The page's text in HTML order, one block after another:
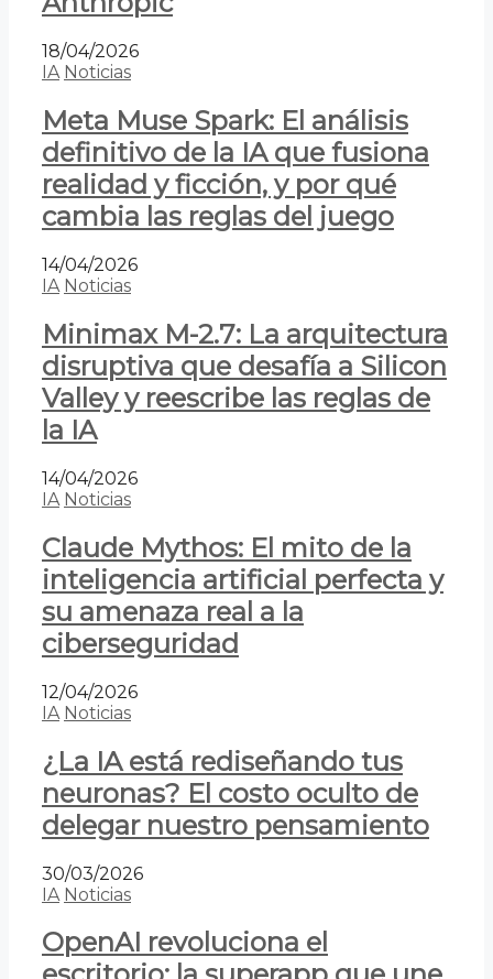
18/04/2026
IA Noticias
Meta Muse Spark: El análisis
definitivo de la IA que fusiona
realidad y ficción, y por qué
cambia las reglas del juego
14/04/2026
IA Noticias
Minimax M-2.7: La arquitectura
disruptiva que desafía a Silicon
Valley y reescribe las reglas de
la IA
14/04/2026
IA Noticias
Claude Mythos: El mito de la
inteligencia artificial perfecta y
su amenaza real a la
ciberseguridad
12/04/2026
IA Noticias
¿La IA está rediseñando tus
neuronas? El costo oculto de
delegar nuestro pensamiento
30/03/2026
IA Noticias
OpenAI revoluciona el